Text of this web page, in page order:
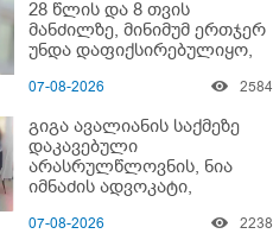
28 წლის და 8 თვის
მანძილზე, მინიმუმ ერთჯერ
უნდა დაფიქსირებულიყო,
ამზადებდა მოსწავლეებს! -
ვისაც გიგა სექსუალურად
ავიწროებდა” - ეკა კუპატაძე
07-08-2026 2584
გიგა ავალიანის საქმეზე
დაკავებული
არასრულწლოვნის, ნია
იმნაძის ადვოკატი,
გადაღებულ კადრებს
07-08-2026 2238